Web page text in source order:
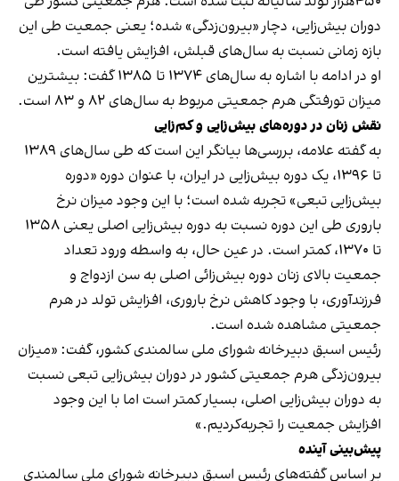
دوران بیش‌زایی، دچار «بیرون‌زدگی» شده؛ یعنی جمعیت طی این
بازه زمانی نسبت به سال‌های قبلش، افزایش یافته است.
او در ادامه با اشاره به سال‌های ۱۳۷۴ تا ۱۳۸۵ گفت: بیشترین
میزان تورفتگی هرم جمعیتی مربوط به سال‌های ۸۲ و ۸۳ است.
نقش زنان در دوره‌های بیش‌زایی و کم‌زایی
به گفته علامه، بررسی‌ها بیانگر این است که طی سال‌های ۱۳۸۹
تا ۱۳۹۶، یک دوره بیش‌زایی در ایران، با عنوان دوره «دوره
بیش‌زایی تبعی» تجربه شده است؛ با این وجود میزان نرخ
باروری طی این دوره نسبت به دوره بیش‌زایی اصلی یعنی ۱۳۵۸
تا ۱۳۷۰، کمتر است. در عین حال، به واسطه ورود تعداد
جمعیت بالای زنان دوره بیش‌زائی اصلی به سن ازدواج و
فرزندآوری، با وجود کاهش نرخ باروری، افزایش تولد در هرم
جمعیتی مشاهده شده است.
رئیس اسبق دبیرخانه شورای ملی سالمندی کشور، گفت: «میزان
بیرون‌زدگی هرم جمعیتی کشور در دوران بیش‌زایی تبعی نسبت
به دوران بیش‌زایی اصلی، بسیار کمتر است اما با این وجود
افزایش جمعیت را تجربه‌کردیم.»
پیش‌بینی آینده
بر اساس گفته‌های رئیس اسبق دبیرخانه شورای ملی سالمندی